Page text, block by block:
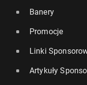
Bry­tyj­ski rząd
dla uchodź­ców.
27 czerwca, 12:00
Banery
Promocje
Linki
Artykuły